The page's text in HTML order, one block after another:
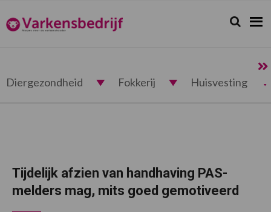
de
hoofdnavigatie
de
hoofd
de
eerste
de
voettekst
Varkensbedrijf.nl Zoeken...
Zoek
Diergezondheid Fokkerij Huisvesting
Tijdelijk afzien van handhaving PAS-
melders mag, mits goed gemotiveerd